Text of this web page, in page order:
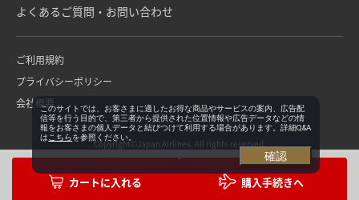
購入手続きへ
よくあるご質問・お問い合わせ
ご利用規約
プライバシーポリシー
会社概要
Copyright©Japan Airlines. All rights reserved.
このサイトでは、お客さまに適したお得な商品やサービスの案内、広告配
信等を行う目的で、第三者から提供された位置情報や広告データなどの情
報をお客さまの個人データと結びつけて利用する場合があります。詳細Q&A
は こちらを参照ください。
確認